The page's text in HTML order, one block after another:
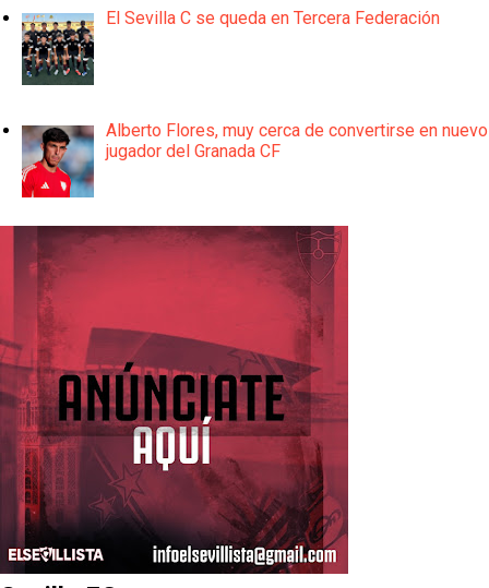
El Sevilla C se queda en Tercera Federación
Alberto Flores, muy cerca de convertirse en nuevo
jugador del Granada CF